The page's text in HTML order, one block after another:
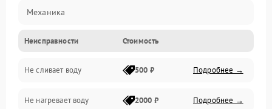
Механика
Управление
Электропитание
Датчики
Неисправности Стоимость
Не сливает воду 500 ₽ Подробнее →
Не нагревает воду 2000 ₽ Подробнее →